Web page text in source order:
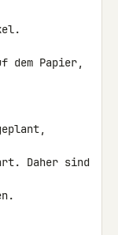
dem Papier,
Daher sind